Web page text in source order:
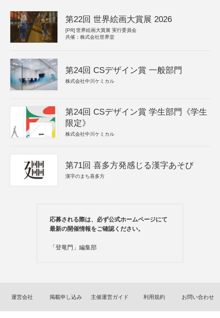
第22回 世界絵画大賞展 2026
[PR] 世界絵画大賞展 実行委員会
共催：株式会社世界堂
第24回 CSデザイン賞 一般部門
株式会社中川ケミカル
第24回 CSデザイン賞 学生部門《学生
限定》
株式会社中川ケミカル
第71回 喜多方発感じる漢字あそび
漢字のまち喜多方
応募される際は、必ず公式ホームページにて
最新の開催情報をご確認ください。
「登竜門」編集部
運営会社 掲載申し込み 主催運営ガイド 利用規約 お問い合わせ